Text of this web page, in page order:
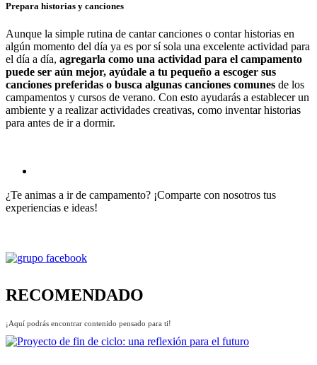
Prepara historias y canciones
Aunque la simple rutina de cantar canciones o contar historias en
algún momento del día ya es por sí sola una excelente actividad para
el día a día, agregarla como una actividad para el campamento
puede ser aún mejor, ayúdale a tu pequeño a escoger sus
canciones preferidas o busca algunas canciones comunes de los
campamentos y cursos de verano. Con esto ayudarás a establecer un
ambiente y a realizar actividades creativas, como inventar historias
para antes de ir a dormir.
¿Te animas a ir de campamento? ¡Comparte con nosotros tus
experiencias e ideas!
RECOMENDADO
¡Aquí podrás encontrar contenido pensado para ti!